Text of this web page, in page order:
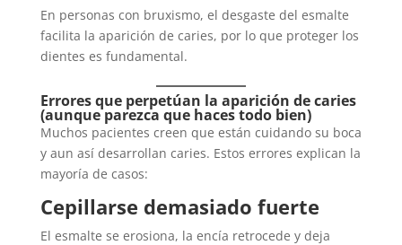
En personas con bruxismo, el desgaste del esmalte
facilita la aparición de caries, por lo que proteger los
dientes es fundamental.
Errores que perpetúan la aparición de caries
(aunque parezca que haces todo bien)
Muchos pacientes creen que están cuidando su boca
y aun así desarrollan caries. Estos errores explican la
mayoría de casos:
Cepillarse demasiado fuerte
El esmalte se erosiona, la encía retrocede y deja